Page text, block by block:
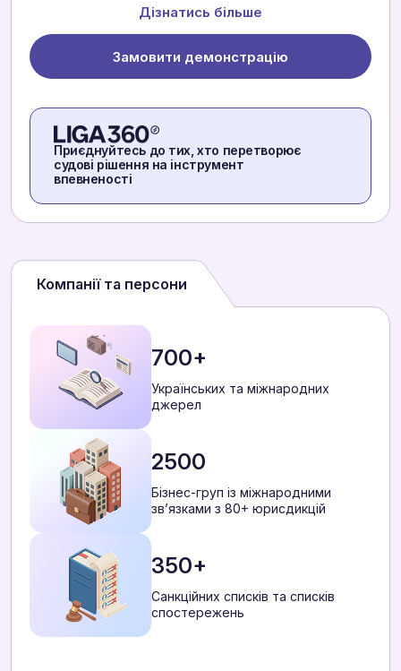
Дізнатись більше
Замовити демонстрацію
Приєднуйтесь до тих, хто перетворює
судові рішення на інструмент
впевненості
Компанії та персони
700+
Українських та міжнародних
джерел
2500
Бізнес-груп із міжнародними
звʼязками з 80+ юрисдикцій
350+
Санкційних списків та списків
спостережень